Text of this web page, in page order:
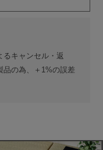
るキャンセル・返
品の為、＋1%の誤差